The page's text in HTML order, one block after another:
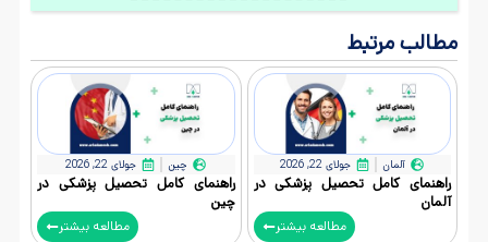
مطالب مرتبط
آلمان جولای 22, 2026
راهنمای کامل تحصیل پزشکی در
آلمان
مطالعه بیشتر
چین جولای 22, 2026
راهنمای کامل تحصیل پزشکی در
چین
مطالعه بیشتر